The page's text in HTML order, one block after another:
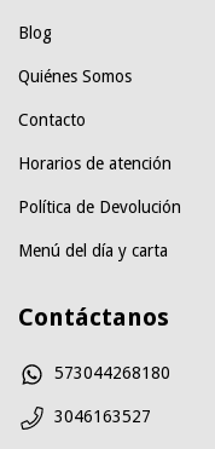
Blog
Quiénes Somos
Contacto
Horarios de atención
Política de Devolución
Menú del día y carta
Contáctanos
573044268180
3046163527